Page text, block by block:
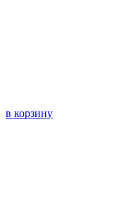
в корзину